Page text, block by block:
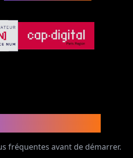
fréquentes avant de démarrer.